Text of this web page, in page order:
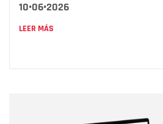
10•06•2026
LEER MÁS